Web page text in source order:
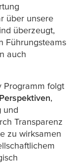
über unsere
überzeugt,
Führungsteams
auch
Programm folgt
,
und
Transparenz
zu wirksamen